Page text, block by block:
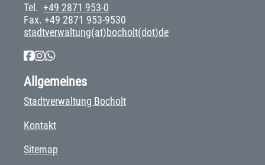
Tel. +49 2871 953-0
Fax. +49 2871 953-9530
stadtverwaltung(at)bocholt(dot)de
Allgemeines
Stadtverwaltung Bocholt
Kontakt
Sitemap